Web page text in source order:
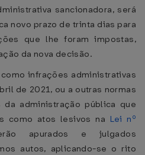
sancionadora, será
novo prazo de trinta dias para
que lhe foram impostas,
da nova decisão.
infrações administrativas
de 2021, ou a outras normas
administração pública que
como atos lesivos na Lei nº
apurados e julgados
autos, aplicando-se o rito